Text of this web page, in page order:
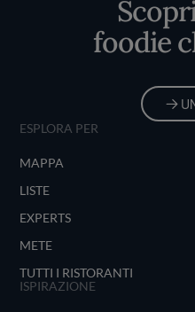
foodie
ESPLORA PER
MAPPA
LISTE
EXPERTS
METE
TUTTI I RISTORANTI
ISPIRAZIONE